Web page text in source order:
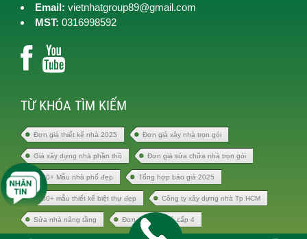
Email: vietnhatgroup89@gmail.com
MST: 0316998592
TỪ KHÓA TÌM KIẾM
Đơn giá thiết kế nhà 2025 Đơn giá xây nhà trọn gói
Giá xây dựng nhà phần thô Đơn giá sửa chữa nhà trọn gói
1000+ Mẫu nhà phố đẹp Tổng hợp báo giá 2025
1000+ mẫu thiết kế biệt thự đẹp Công ty xây dựng nhà Tp HCM
Sửa nhà nâng tầng Đơn giá xây nhà cấp 4